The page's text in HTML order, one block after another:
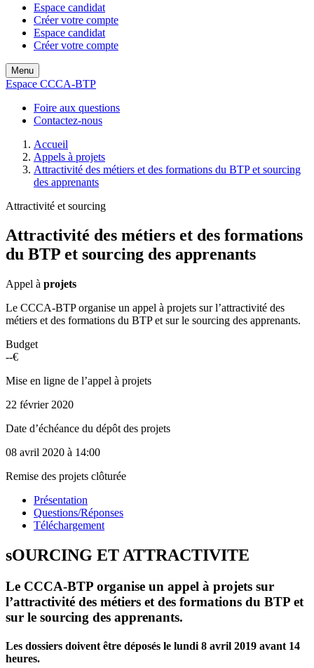
Espace candidat
Créer votre compte
Espace candidat
Créer votre compte
Menu
Espace CCCA-BTP
Foire aux questions
Contactez-nous
Accueil
Appels à projets
Attractivité des métiers et des formations du BTP et sourcing
des apprenants
Attractivité et sourcing
Attractivité des métiers et des formations
du BTP et sourcing des apprenants
Appel à projets
Le CCCA-BTP organise un appel à projets sur l’attractivité des
métiers et des formations du BTP et sur le sourcing des apprenants.
Budget
--€
Mise en ligne de l’appel à projets
22 février 2020
Date d’échéance du dépôt des projets
08 avril 2020 à 14:00
Remise des projets clôturée
Présentation
Questions/Réponses
Téléchargement
sOURCING ET ATTRACTIVITE
Le CCCA-BTP organise un appel à projets sur
l’attractivité des métiers et des formations du BTP et
sur le sourcing des apprenants.
Les dossiers doivent être déposés le lundi 8 avril 2019 avant 14
heures.